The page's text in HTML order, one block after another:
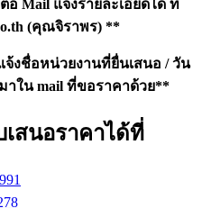
Mail แจ้งรายละเอียดได้ ที่
(คุณจิราพร) **
งชื่อหน่วยงานที่ยื่นเสนอ / วัน
าใน mail ที่ขอราคาด้วย**
สนอราคาได้ที่